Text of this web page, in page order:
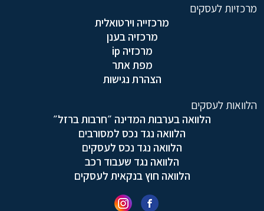
מרכזיות לעסקים
מרכזייה וירטואלית
מרכזיה בענן
מרכזיה ip
מפת אתר
הצהרת נגישות
הלוואות לעסקים
הלוואה בערבות המדינה ״חרבות ברזל״
הלוואה נגד נכס למסורבים
הלוואה נגד נכס לעסקים
הלוואה נגד שעבוד רכב
הלוואה חוץ בנקאית לעסקים